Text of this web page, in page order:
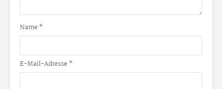
Name *
E-Mail-Adresse *